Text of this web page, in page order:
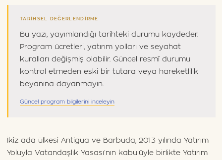
TARIHSEL DEĞERLENDIRME
Bu yazı, yayımlandığı tarihteki durumu kaydeder.
Program ücretleri, yatırım yolları ve seyahat
kuralları değişmiş olabilir. Güncel resmî durumu
kontrol etmeden eski bir tutara veya hareketlilik
beyanına dayanmayın.
Güncel program bilgilerini inceleyin
İkiz ada ülkesi Antigua ve Barbuda, 2013 yılında Yatırım
Yoluyla Vatandaşlık Yasası’nın kabulüyle birlikte Yatırım